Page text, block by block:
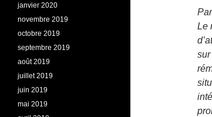
Le
sur
janvier 2020
novembre 2019
octobre 2019
septembre 2019
août 2019
juillet 2019
juin 2019
mai 2019